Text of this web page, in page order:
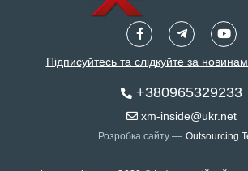
Підписуйтесь та слідкуйте за
+380965329233
xm-inside@ukr.net
Розробка сайту — Outsourcing